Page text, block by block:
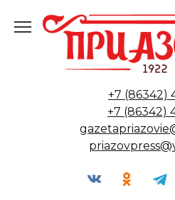
содержанию
+7 (86342)
+7 (86342)